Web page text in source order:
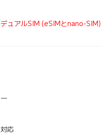
デュアルSIM (eSIMとnano-SIM)
―
対応